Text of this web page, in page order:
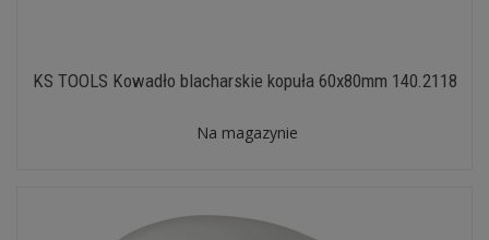
KS TOOLS Kowadło blacharskie kopuła 60x80mm 140.2118
Na magazynie